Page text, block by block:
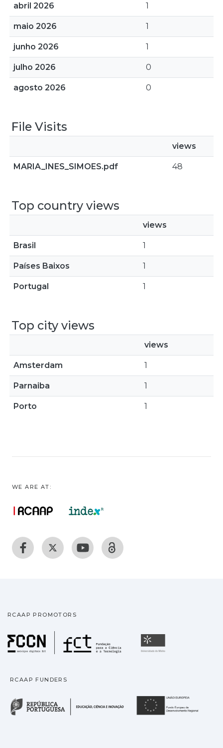
abril 2026 1
maio 2026 1
junho 2026 1
julho 2026 0
agosto 2026 0
File Visits
views
MARIA_INES_SIMOES.pdf 48
Top country views
views
Brasil 1
Países Baixos 1
Portugal 1
Top city views
views
Amsterdam 1
Parnaiba 1
Porto 1
WE ARE AT:
RCAAP PROMOTORS
Fundação para a
RCAAP FUNDERS
República Portuguesa